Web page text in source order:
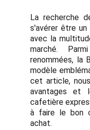
La recherche
s'avérer être
avec la
marché.
renommées, la
modèle
cet article,
avantages et
cafetière
à faire le bon
achat.